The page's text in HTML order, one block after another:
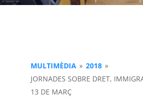
MULTIMÈDIA » 2018 »
JORNADES SOBRE DRET,
13 DE MARÇ